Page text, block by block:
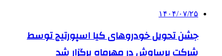
۱۴۰۴/۰۷/۲۵
جشن تحویل خودروهای کیا اسپورتیج توسط